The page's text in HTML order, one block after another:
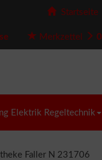
Startseite
Merkzettel 0
Elektrik Regeltechnik
Faller N 231706